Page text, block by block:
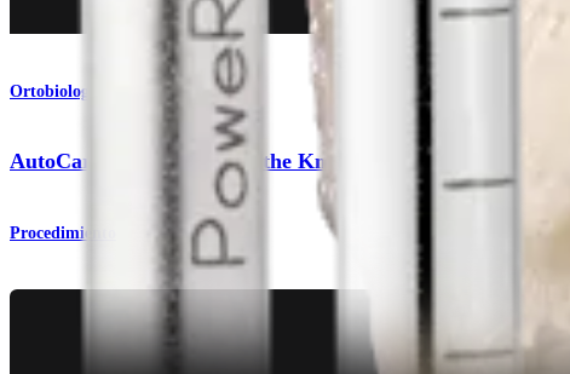
Ortobiología
AutoCart™ Technique for the Knee
Procedimiento